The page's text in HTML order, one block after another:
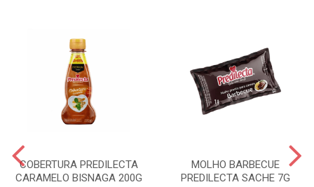
COBERTURA PREDILECTA
CARAMELO BISNAGA 200G
MOLHO BARBECUE
PREDILECTA SACHE 7G